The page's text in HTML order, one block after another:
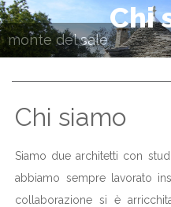
Chi
monte del sale
Chi siamo
Siamo due architetti con
abbiamo sempre lavorato
collaborazione si è